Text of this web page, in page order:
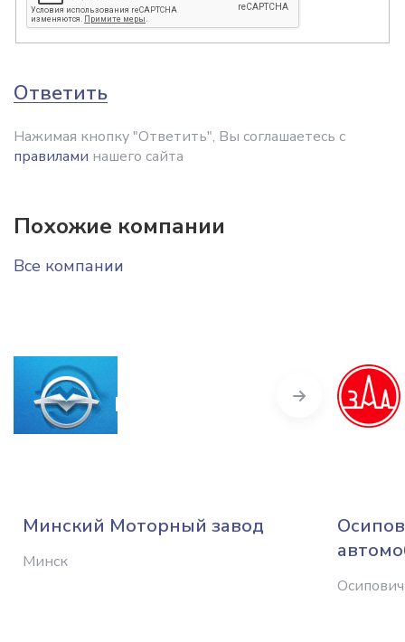
Ответить
Нажимая кнопку "Ответить", Вы соглашаетесь с
правилами нашего сайта
Похожие компании
Все компании
Минский Моторный завод
Минск
Next